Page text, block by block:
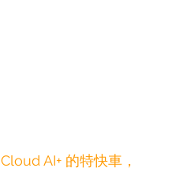
Cloud AI+ 的特快車，